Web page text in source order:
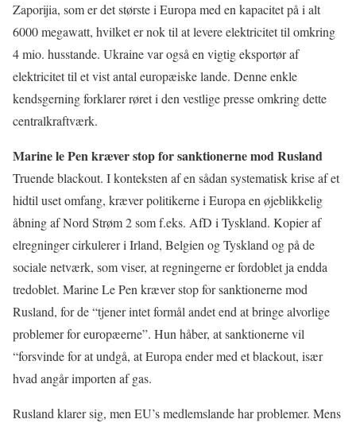
Zaporijia, som er det største i Europa med en kapacitet på i alt
6000 megawatt, hvilket er nok til at levere elektricitet til omkring
4 mio. husstande. Ukraine var også en vigtig eksportør af
elektricitet til et vist antal europæiske lande. Denne enkle
kendsgerning forklarer røret i den vestlige presse omkring dette
centralkraftværk.
Marine le Pen kræver stop for sanktionerne mod Rusland
Truende blackout. I konteksten af en sådan systematisk krise af et
hidtil uset omfang, kræver politikerne i Europa en øjeblikkelig
åbning af Nord Strøm 2 som f.eks. AfD i Tyskland. Kopier af
elregninger cirkulerer i Irland, Belgien og Tyskland og på de
sociale netværk, som viser, at regningerne er fordoblet ja endda
tredoblet. Marine Le Pen kræver stop for sanktionerne mod
Rusland, for de “tjener intet formål andet end at bringe alvorlige
problemer for europæerne”. Hun håber, at sanktionerne vil
“forsvinde for at undgå, at Europa ender med et blackout, især
hvad angår importen af gas.
Rusland klarer sig, men EU’s medlemslande har problemer. Mens